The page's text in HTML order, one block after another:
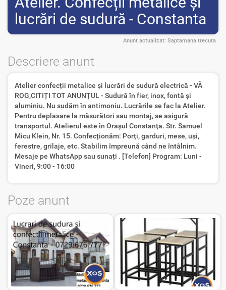
lucrări de sudură - Constanta
Anunt actualizat: Saptamana trecuta
Descriere anunt
Atelier confecții metalice și lucrări de sudură electrică - VĂ
ROG,CITIȚI TOT ANUNȚUL - Sudură în fier, inox, fontă și
aluminiu. Nu sudăm în antimoniu. Lucrările se fac la Atelier.
Pentru deplasare la măsurători sau montaj, se asigură
transportul. Atelierul este în Orașul Constanța. Str. Samuel
Micu Klein, Nr. 15. Confecționăm: Porți, garduri, mese, uși,
ferestre, grilaje, etc. Stabilim împreună când ne întâlnim.
Mesaje pe WhatsApp sau sunați . [Telefon] Program: Luni -
Vineri, 9:00 - 16:00
Poze anunt